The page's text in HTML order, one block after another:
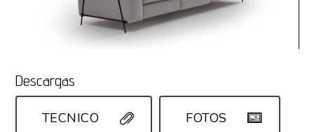
Descargas
TECNICO FOTOS